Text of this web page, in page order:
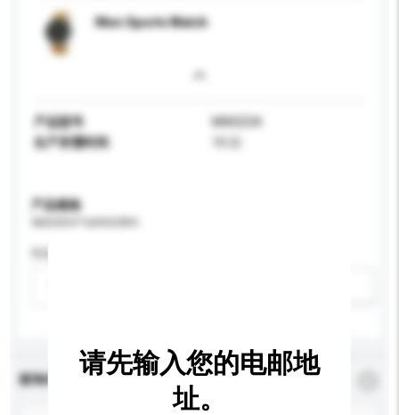
Men Sports Watch
产品型号
MW3234
生产所需时间
产品规格
查询内容 * 必须填写
请先输入您的电邮地
址。